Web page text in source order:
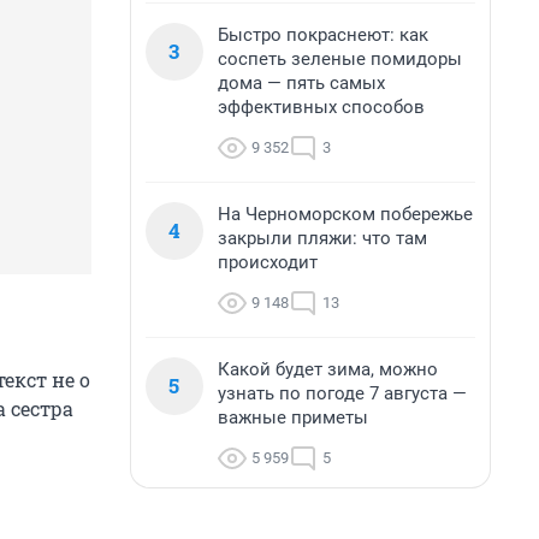
не о
3
Быстро покраснеют: как
соспеть зеленые помидоры
дома — пять самых
эффективных способов
9 352 3
4
На Черноморском побережье
закрыли пляжи: что там
происходит
9 148 13
5
Какой будет зима, можно
узнать по погоде 7 августа —
важные приметы
5 959 5